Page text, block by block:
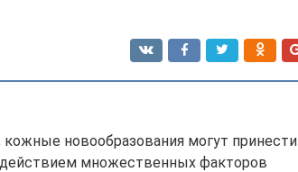
новообразования могут принести
множественных факторов